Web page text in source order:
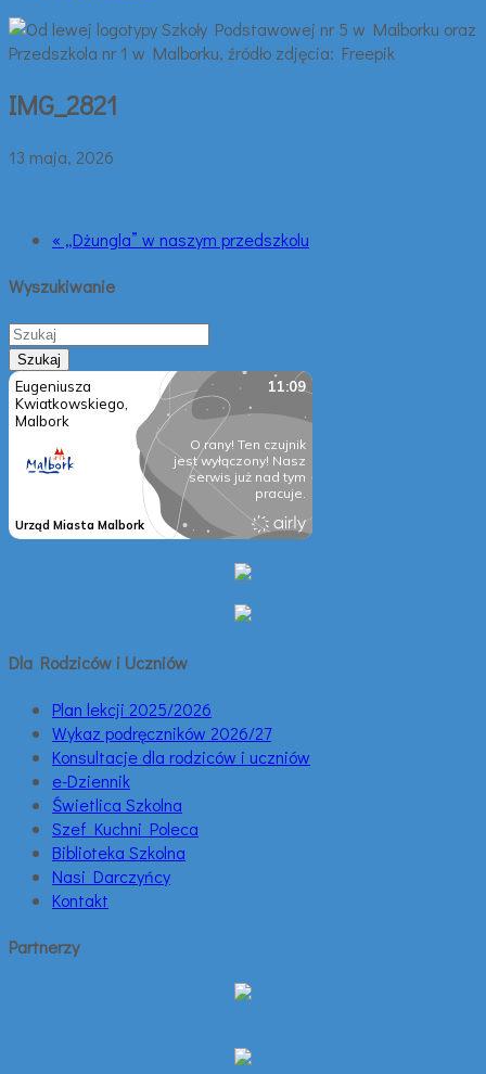
IMG_2821
13 maja, 2026
« „Dżungla” w naszym przedszkolu
Wyszukiwanie
Dla Rodziców i Uczniów
Plan lekcji 2025/2026
Wykaz podręczników 2026/27
Konsultacje dla rodziców i uczniów
e-Dziennik
Świetlica Szkolna
Szef Kuchni Poleca
Biblioteka Szkolna
Nasi Darczyńcy
Kontakt
Partnerzy